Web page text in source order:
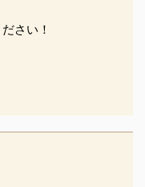
さい！